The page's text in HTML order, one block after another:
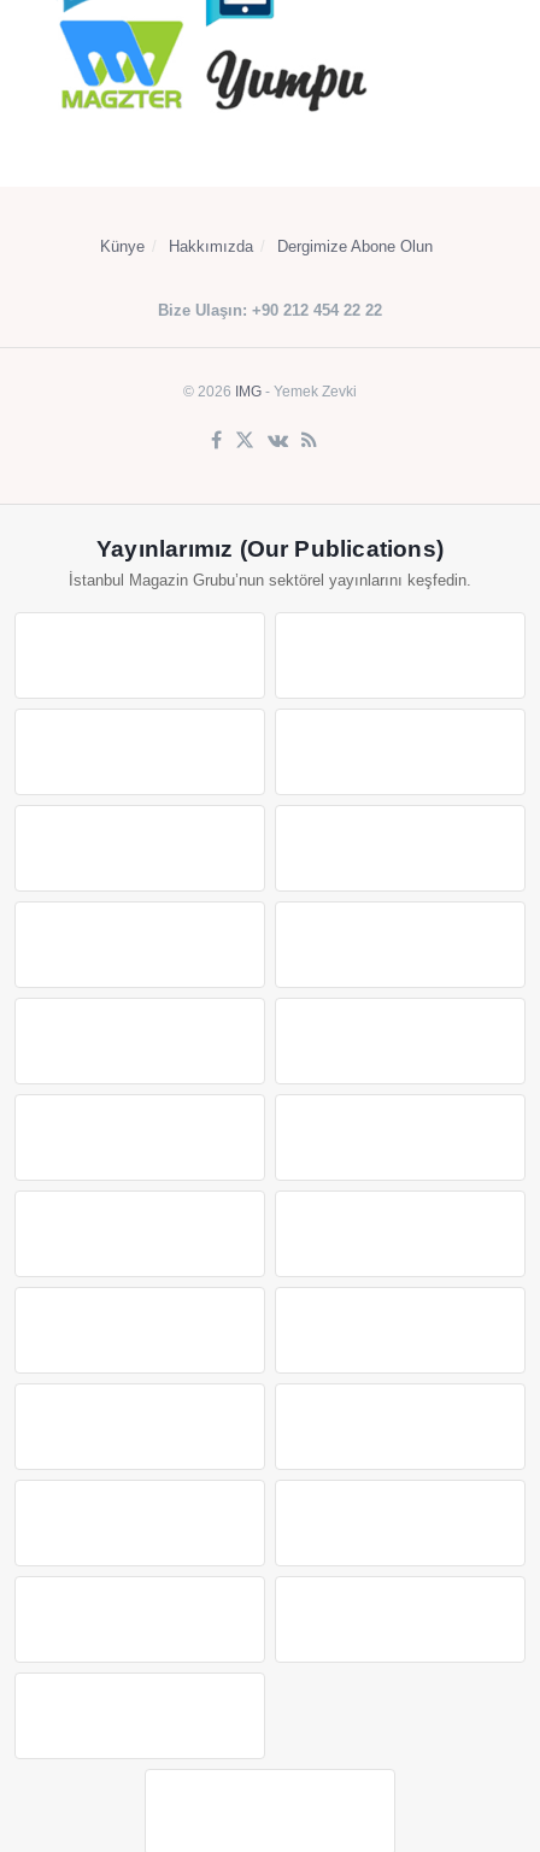
Künye Hakkımızda Dergimize Abone Olun
Bize Ulaşın: +90 212 454 22 22
© 2026 IMG - Yemek Zevki
Yayınlarımız (Our Publications)
İstanbul Magazin Grubu’nun sektörel yayınlarını keşfedin.